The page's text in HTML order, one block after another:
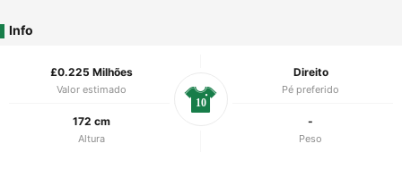
Info
£0.225 Milhões
Valor estimado
Direito
Pé preferido
172 cm
Altura
-
Peso
10